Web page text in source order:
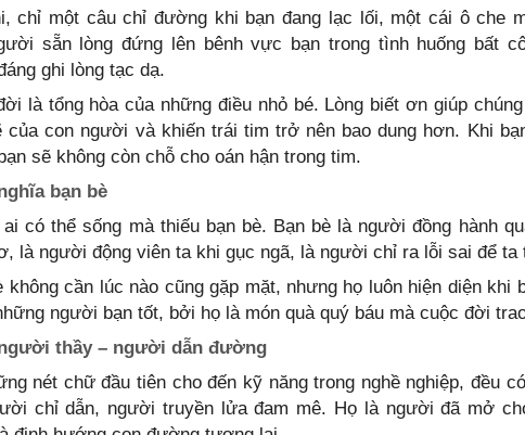
chỉ một câu chỉ đường khi bạn đang lạc lối, một cái ô che
sẵn lòng đứng lên bênh vực bạn trong tình huống bất
ghi lòng tạc dạ.
là tổng hòa của những điều nhỏ bé. Lòng biết ơn giúp
của con người và khiến trái tim trở nên bao dung hơn. Khi
sẽ không còn chỗ cho oán hận trong tim.
bạn bè
ai có thể sống mà thiếu bạn bè. Bạn bè là người đồng hành
là người động viên ta khi gục ngã, là người chỉ ra lỗi sai để ta
không cần lúc nào cũng gặp mặt, nhưng họ luôn hiện diện khi
người bạn tốt, bởi họ là món quà quý báu mà cuộc đời
thầy – người dẫn đường
nét chữ đầu tiên cho đến kỹ năng trong nghề nghiệp, đều
chỉ dẫn, người truyền lửa đam mê. Họ là người đã mở